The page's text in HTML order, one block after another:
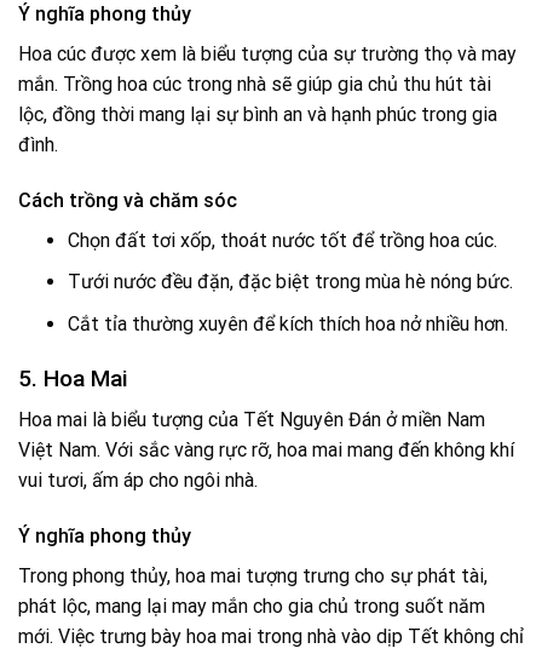
Ý nghĩa phong thủy
Hoa cúc được xem là biểu tượng của sự trường thọ và may
mắn. Trồng hoa cúc trong nhà sẽ giúp gia chủ thu hút tài
lộc, đồng thời mang lại sự bình an và hạnh phúc trong gia
đình.
Cách trồng và chăm sóc
Chọn đất tơi xốp, thoát nước tốt để trồng hoa cúc.
Tưới nước đều đặn, đặc biệt trong mùa hè nóng bức.
Cắt tỉa thường xuyên để kích thích hoa nở nhiều hơn.
5. Hoa Mai
Hoa mai là biểu tượng của Tết Nguyên Đán ở miền Nam
Việt Nam. Với sắc vàng rực rỡ, hoa mai mang đến không khí
vui tươi, ấm áp cho ngôi nhà.
Ý nghĩa phong thủy
Trong phong thủy, hoa mai tượng trưng cho sự phát tài,
phát lộc, mang lại may mắn cho gia chủ trong suốt năm
mới. Việc trưng bày hoa mai trong nhà vào dịp Tết không chỉ